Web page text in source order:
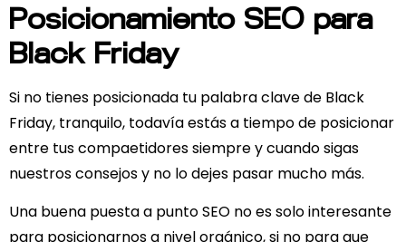
Posicionamiento SEO para
Black Friday
Si no tienes posicionada tu palabra clave de Black
Friday, tranquilo, todavía estás a tiempo de posicionar
entre tus compaetidores siempre y cuando sigas
nuestros consejos y no lo dejes pasar mucho más.
Una buena puesta a punto SEO no es solo interesante
para posicionarnos a nivel orgánico, si no para que